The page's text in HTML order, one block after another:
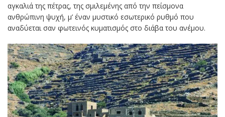
αγκαλιά της πέτρας, της σμιλεμένης από την πείσμονα
ανθρώπινη ψυχή, μ’ έναν μυστικό εσωτερικό ρυθμό που
αναδύεται σαν φωτεινός κυματισμός στο διάβα του ανέμου.